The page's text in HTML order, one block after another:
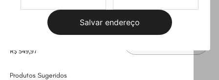
Salvar endereço
produtos
R$ 549,97
Produtos Sugeridos